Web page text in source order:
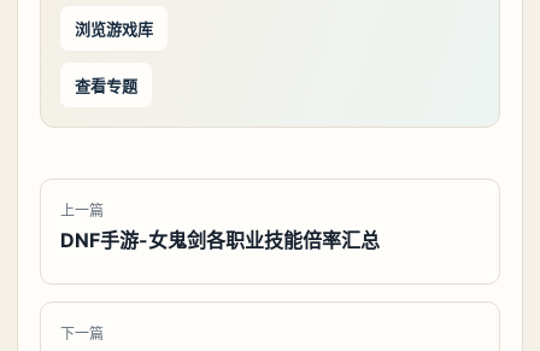
浏览游戏库
查看专题
上一篇
DNF手游-女鬼剑各职业技能倍率汇总
下一篇